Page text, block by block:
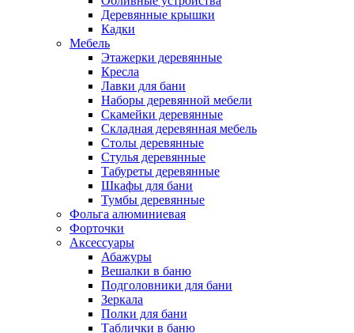
Деревянные крышки
Кадки
Мебель
Этажерки деревянные
Кресла
Лавки для бани
Наборы деревянной мебели
Скамейки деревянные
Складная деревянная мебель
Столы деревянные
Стулья деревянные
Табуреты деревянные
Шкафы для бани
Тумбы деревянные
Фольга алюминиевая
Форточки
Аксессуары
Абажуры
Вешалки в баню
Подголовники для бани
Зеркала
Полки для бани
Таблички в баню